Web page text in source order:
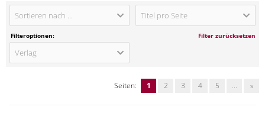
Sortieren nach ... Titel pro Seite
Filteroptionen: Filter zurücksetzen
Verlag
Seiten: 1 2 3 4 5 ... »